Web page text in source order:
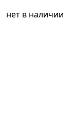
нет в наличии